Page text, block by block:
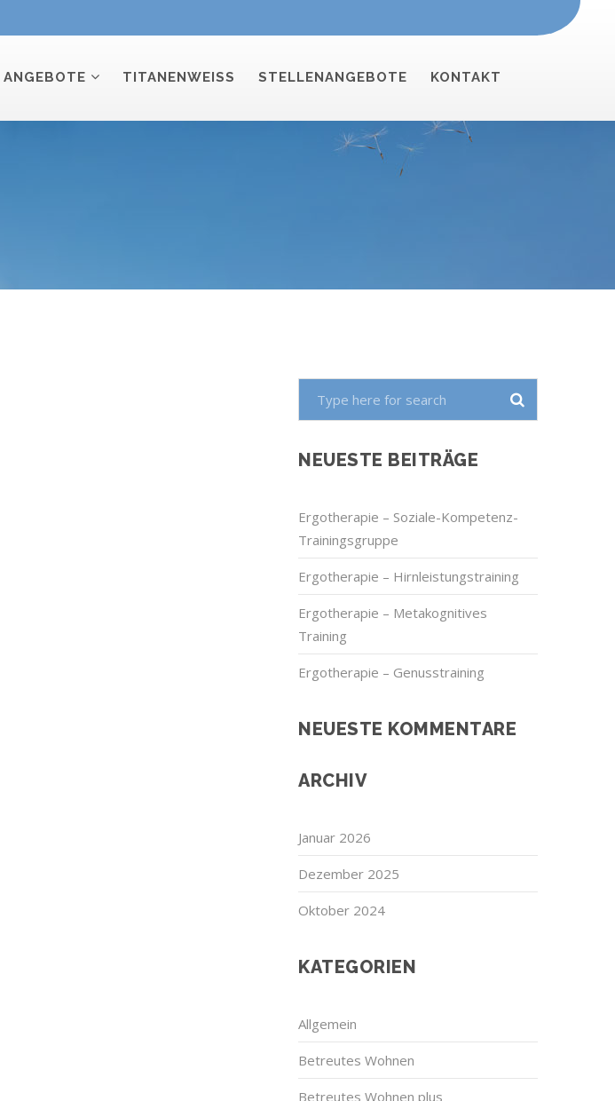
ANGEBOTE TITANENWEISS STELLENANGEBOTE KONTAKT
NEUESTE BEITRÄGE
Ergotherapie – Soziale-Kompetenz-
Trainingsgruppe
Ergotherapie – Hirnleistungstraining
Ergotherapie – Metakognitives
Training
Ergotherapie – Genusstraining
NEUESTE KOMMENTARE
ARCHIV
Januar 2026
Dezember 2025
Oktober 2024
KATEGORIEN
Allgemein
Betreutes Wohnen
Betreutes Wohnen plus